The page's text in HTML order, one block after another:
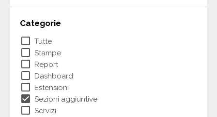
Categorie
check_box_outline_blank Tutte
check_box_outline_blank Stampe
check_box_outline_blank Report
check_box_outline_blank Dashboard
check_box_outline_blank Estensioni
check_box Sezioni aggiuntive
check_box_outline_blank Servizi